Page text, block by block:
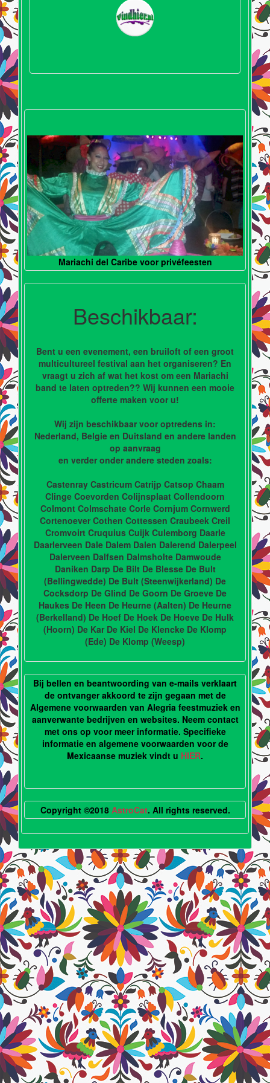
Mariachi del Caribe voor privéfeesten
Beschikbaar:
Bent u een evenement, een bruiloft of een groot
multicultureel festival aan het organiseren? En
vraagt u zich af wat het kost om een Mariachi
band te laten optreden?? Wij kunnen een mooie
offerte maken voor u!
Wij zijn beschikbaar voor optredens in:
Nederland, Belgie en Duitsland en andere landen
op aanvraag
en verder onder andere steden zoals:
Castenray Castricum Catrijp Catsop Chaam
Clinge Coevorden Colijnsplaat Collendoorn
Colmont Colmschate Corle Cornjum Cornwerd
Cortenoever Cothen Cottessen Craubeek Creil
Cromvoirt Cruquius Cuijk Culemborg Daarle
Daarlerveen Dale Dalem Dalen Dalerend Dalerpeel
Dalerveen Dalfsen Dalmsholte Damwoude
Daniken Darp De Bilt De Blesse De Bult
(Bellingwedde) De Bult (Steenwijkerland) De
Cocksdorp De Glind De Goorn De Groeve De
Haukes De Heen De Heurne (Aalten) De Heurne
(Berkelland) De Hoef De Hoek De Hoeve De Hulk
(Hoorn) De Kar De Kiel De Klencke De Klomp
(Ede) De Klomp (Weesp)
Bij bellen en beantwoording van e-mails verklaart
de ontvanger akkoord te zijn gegaan met de
Algemene voorwaarden van Alegria feestmuziek en
aanverwante bedrijven en websites. Neem contact
met ons op voor meer informatie. Specifieke
informatie en algemene voorwaarden voor de
Mexicaanse muziek vindt u HIER.
Copyright ©2018 AstroCat. All rights reserved.